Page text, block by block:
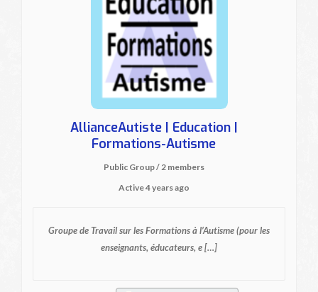
AllianceAutiste | Education |
Formations-Autisme
Public Group / 2 members
Active4 years ago
Groupe de Travail sur les Formations à l’Autisme(pour les
enseignants, éducateurs, e […]